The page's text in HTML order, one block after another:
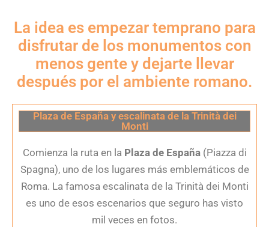
La idea es empezar temprano para
disfrutar de los monumentos con
menos gente y dejarte llevar
después por el ambiente romano.
Plaza de España y escalinata de la Trinità dei
Monti
Comienza la ruta en la Plaza de España(Piazza di
Spagna), uno de los lugares más emblemáticos de
Roma. La famosa escalinata de la Trinità dei Monti
es uno de esos escenarios que seguro has visto
mil veces en fotos.